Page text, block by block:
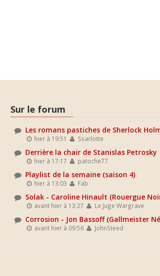
Sur le forum
Les romans pastiches de Sherlock
hier à 19:51 Ssarlotte
Derrière la chair de Stanislas Petrosky
hier à 17:17 patoche77
Playlist de la semaine (saison 4)
hier à 13:03 Fab
Solak - Caroline Hinault (Rouergue
avant hier à 13:27 Le Juge Wargrave
Corrosion - Jon Bassoff (Gallmeister
avant hier à 09:56 JohnSteed